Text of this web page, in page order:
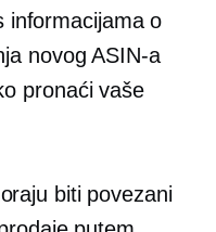
informacijama o
novog ASIN-a
pronaći vaše
biti povezani